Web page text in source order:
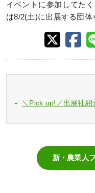
イベントに参加してた
は8/2(土)に出展する団体
＼Pick up!／出展社紹
新・農業人